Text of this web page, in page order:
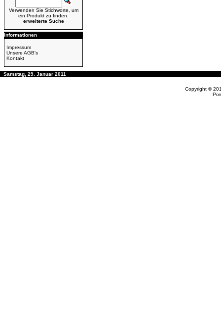
Verwenden Sie Stichworte, um
ein Produkt zu finden.
erweiterte Suche
Informationen
Impressum
Unsere AGB's
Kontakt
Samstag, 29. Januar 2011
Copyright ©